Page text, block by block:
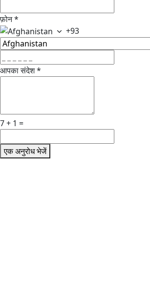
फ़ोन*
+93
आपका संदेश*
7 + 1 =
एक अनुरोध भेजें